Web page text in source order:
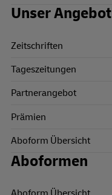
Unser Angebot
Zeitschriften
Tageszeitungen
Partnerangebot
Prämien
Aboform Übersicht
Aboformen